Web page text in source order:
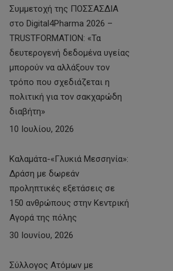
Συμμετοχή της ΠΟΣΣΑΣΔΙΑ
στο Digital4Pharma 2026 –
TRUSTFORMATION: «Τα
δευτερογενή δεδομένα υγείας
μπορούν να αλλάξουν τον
τρόπο που σχεδιάζεται η
πολιτική για τον σακχαρώδη
διαβήτη»
10 Ιουλίου, 2026
Καλαμάτα-«Γλυκιά Μεσσηνία»:
Δράση με δωρεάν
προληπτικές εξετάσεις σε
150 ανθρώπους στην Κεντρική
Αγορά της πόλης
30 Ιουνίου, 2026
Σύλλογος Ατόμων με